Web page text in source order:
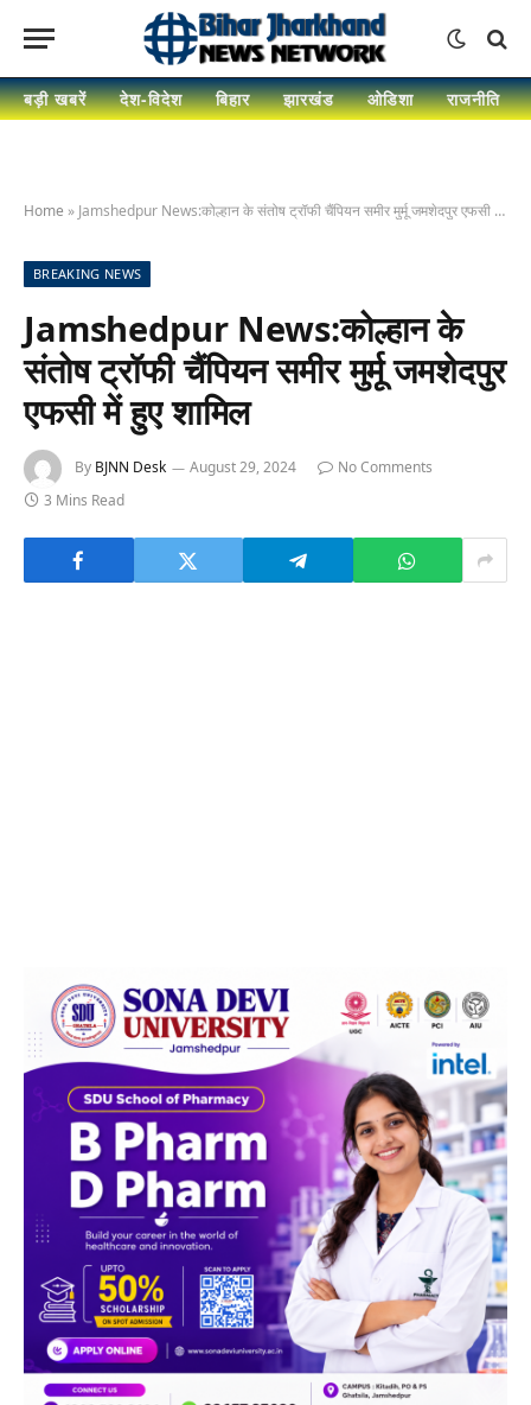
बड़ी खबरें देश-विदेश बिहार झारखंड ओडिशा राजनीति
Home » Jamshedpur News:कोल्हान के संतोष ट्रॉफी चैंपियन समीर मुर्मू जमशेदपुर एफसी में हुए शामिल
BREAKING NEWS
Jamshedpur News:कोल्हान के
संतोष ट्रॉफी चैंपियन समीर मुर्मू जमशेदपुर
एफसी में हुए शामिल
By BJNN Desk August 29, 2024
No Comments
3 Mins Read